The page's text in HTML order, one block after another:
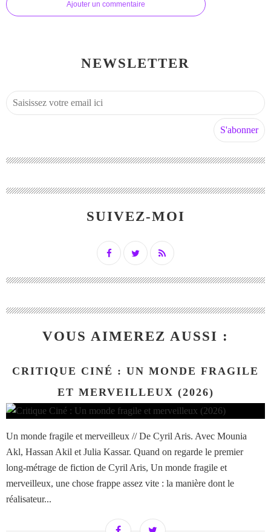
Ajouter un commentaire
NEWSLETTER
SUIVEZ-MOI
VOUS AIMEREZ AUSSI :
CRITIQUE CINÉ : UN MONDE FRAGILE
ET MERVEILLEUX (2026)
Un monde fragile et merveilleux // De Cyril Aris. Avec Mounia
Akl, Hassan Akil et Julia Kassar. Quand on regarde le premier
long-métrage de fiction de Cyril Aris, Un monde fragile et
merveilleux, une chose frappe assez vite : la manière dont le
réalisateur...